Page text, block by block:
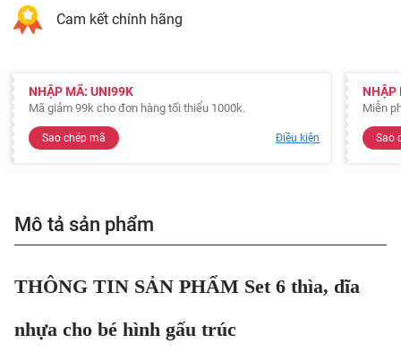
Cam kết chính hãng
NHẬP MÃ: UNI99K
Mã giảm 99k cho đơn hàng tối thiểu 1000k.
Sao chép mã Điều kiện
NHẬP
Miễn
Sao
Mô tả sản phẩm
THÔNG TIN SẢN PHẨM Set 6 thìa, dĩa
nhựa cho bé hình gấu trúc